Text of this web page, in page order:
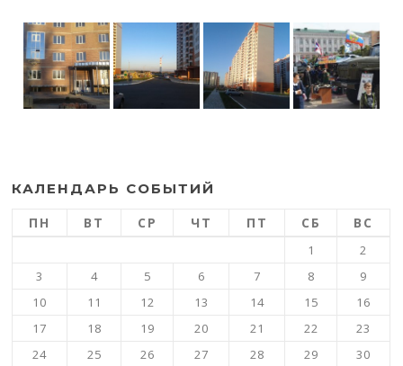
КАЛЕНДАРЬ СОБЫТИЙ
ПН ВТ СР ЧТ ПТ СБ ВС
1
2
3
4 5 6 7 8
9
10
11 12 13 14 15
16
17
18 19 20 21 22
23
24
25 26 27 28 29
30